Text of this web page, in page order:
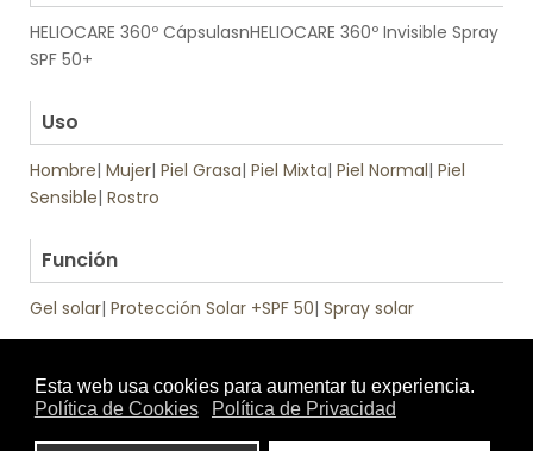
HELIOCARE 360º CápsulasnHELIOCARE 360º Invisible Spray
SPF 50+
Uso
Hombre| Mujer| Piel Grasa| Piel Mixta| Piel Normal| Piel
Sensible| Rostro
Función
Gel solar| Protección Solar +SPF 50| Spray solar
Textura
de: